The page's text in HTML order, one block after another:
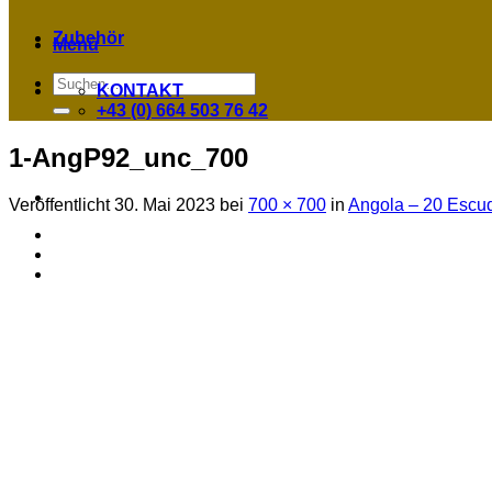
Menü
Suchen
nach:
Zubehör
KONTAKT
+43 (0) 664 503 76 42
1-AngP92_unc_700
Veröffentlicht30. Mai 2023 bei 700 × 700 in Angola – 20